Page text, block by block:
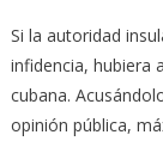
Si la autoridad
infidencia, hubiera
cubana.
opinión pública,